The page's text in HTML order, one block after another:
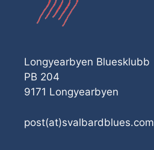
Longyearbyen Bluesklubb
PB 204
9171 Longyearbyen
post(at)svalbardblues.com